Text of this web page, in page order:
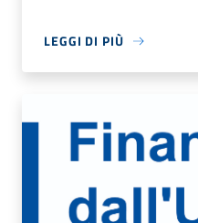
LEGGI DI PIÙ